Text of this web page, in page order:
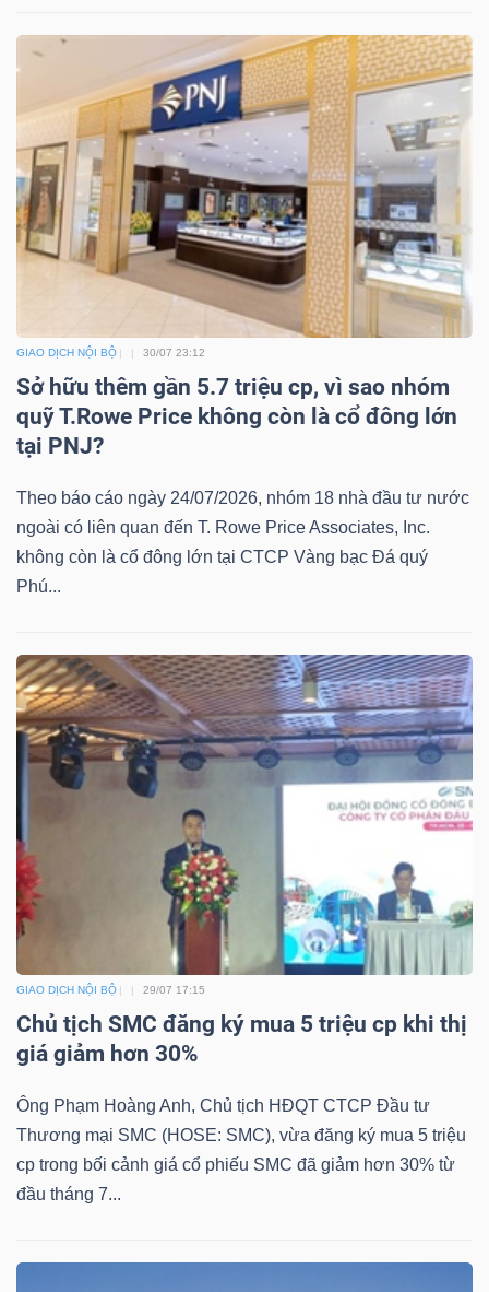
GIAO DỊCH NỘI BỘ 30/07 23:12
Sở hữu thêm gần 5.7 triệu cp, vì sao nhóm
quỹ T.Rowe Price không còn là cổ đông lớn
tại PNJ?
Theo báo cáo ngày 24/07/2026, nhóm 18 nhà đầu tư nước
ngoài có liên quan đến T. Rowe Price Associates, Inc.
không còn là cổ đông lớn tại CTCP Vàng bạc Đá quý
Phú...
GIAO DỊCH NỘI BỘ 29/07 17:15
Chủ tịch SMC đăng ký mua 5 triệu cp khi thị
giá giảm hơn 30%
Ông Phạm Hoàng Anh, Chủ tịch HĐQT CTCP Đầu tư
Thương mại SMC (HOSE: SMC), vừa đăng ký mua 5 triệu
cp trong bối cảnh giá cổ phiếu SMC đã giảm hơn 30% từ
đầu tháng 7...